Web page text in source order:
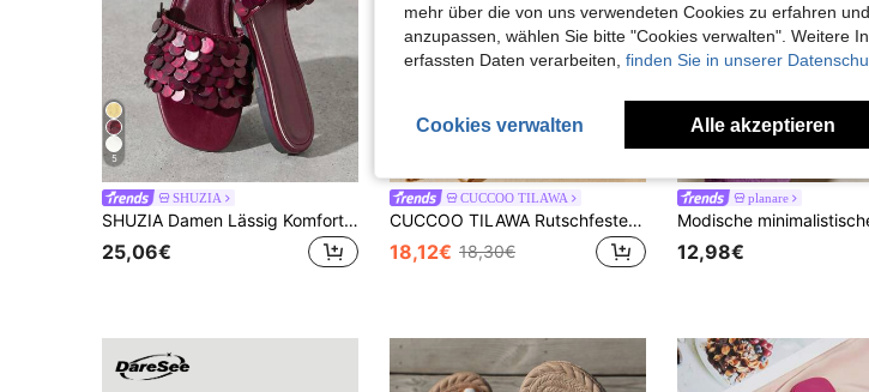
5
SHUZIA
SHUZIA Damen Lässig Komfortable Waverly Shell Flache Sandalen
25,06€
CUCCOO TILAWA
CUCCOO TILAWA Rutschfeste Partyschuhe mit goldenem Farbverlauf-Glitzer und Strass-Verzierung, ideal für den Frühling, Osterferien
18,12€ 18,30€
planare
12,98€
mehr über die von uns verwendeten Cookies zu erfahren
anzupassen, wählen Sie bitte "Cookies verwalten". Weitere
erfassten Daten verarbeiten, finden Sie in unserer
Cookies verwalten Alle akzeptieren